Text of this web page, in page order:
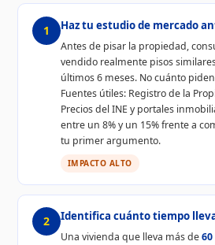
1 Haz tu estudio de mercado
Antes de pisar la propiedad,
vendido realmente pisos
últimos 6 meses. No cuánto
Fuentes útiles: Registro de la
Precios del INE y portales
entre un 8% y un 15% frente a
tu primer argumento.
IMPACTO ALTO
2 Identifica cuánto tiempo
Una vivienda que lleva más de